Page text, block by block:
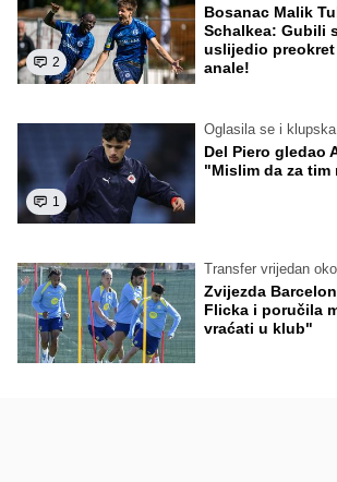
2
Bosanac Malik
Schalkea: Gubili
uslijedio
anale!
1
Oglasila se i
Del Piero gledao
"Mislim da za tim
Transfer vrijedan
Zvijezda
Flicka i poručila
vraćati u klub"